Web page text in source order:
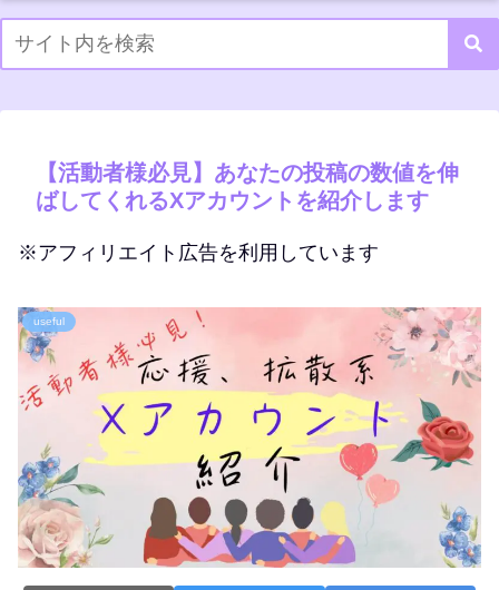
【活動者様必見】あなたの投稿の数値を伸
ばしてくれるXアカウントを紹介します
※アフィリエイト広告を利用しています
useful